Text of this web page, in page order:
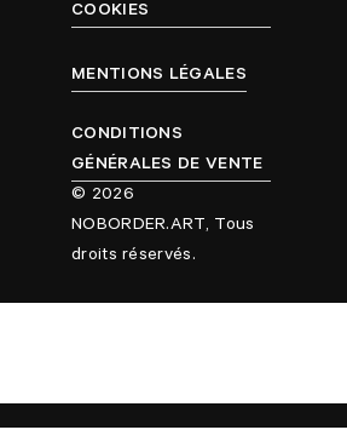
© 2026
NOBORDER.ART, Tous
droits réservés.
COOKIES
MENTIONS LÉGALES
CONDITIONS
GÉNÉRALES DE VENTE